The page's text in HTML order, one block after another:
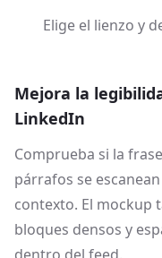
Elige el lienzo y
Mejora la
LinkedIn
Comprueba si la
párrafos se
contexto. El mockup
bloques densos y